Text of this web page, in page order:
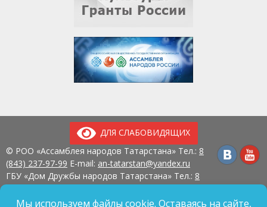
ДЛЯ СЛАБОВИДЯЩИХ
© РОО «Ассамблея народов Татарстана» Тел.: 8
(843) 237-97-99 E-mail: an-tatarstan@yandex.ru
ГБУ «Дом Дружбы народов Татарстана» Тел.: 8
420107, г. Казань, ул. Павлюхина, д. 57
Мы используем файлы cookie. Оставаясь на сайте,